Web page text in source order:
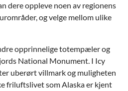
dere oppleve noen av regionens
og velge mellom ulike
opprinnelige totempæler og
National Monument. I Icy
uberørt villmark og muligheten
friluftslivet som Alaska er kjent